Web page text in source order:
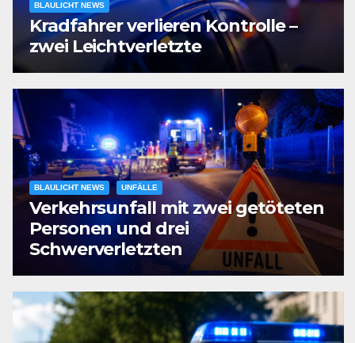
BLAULICHT NEWS
Kradfahrer verlieren Kontrolle –
zwei Leichtverletzte
BLAULICHT NEWS UNFÄLLE
Verkehrsunfall mit zwei getöteten
Personen und drei
Schwerverletzten